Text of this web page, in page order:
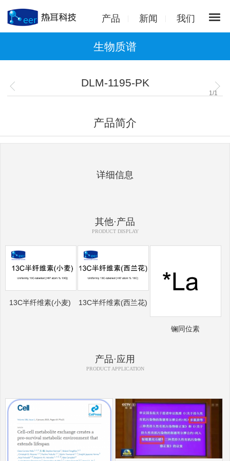
产品 新闻 我们
生物质谱
DLM-1195-PK
1 /1
产品简介
详细信息
其他·产品
PRODUCT DISPLAY
13C半纤维素(小麦) 13C半纤维素(西兰花)
镧同位素
产品·应用
PRODUCT APPLICATION